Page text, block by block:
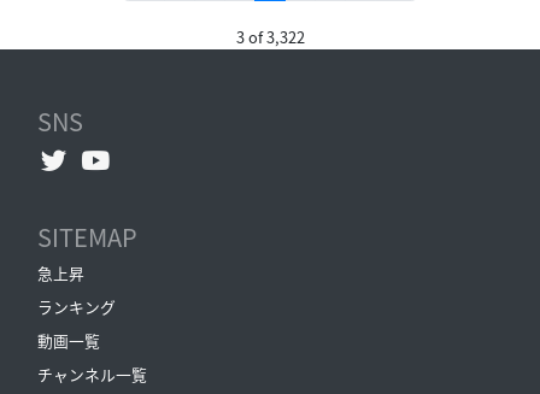
3 of 3,322
SNS
SITEMAP
急上昇
ランキング
動画一覧
チャンネル一覧